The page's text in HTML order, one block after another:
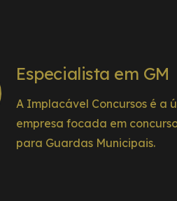
Especialista em GM
A Implacável Concursos é a
empresa focada em
para Guardas Municipais.